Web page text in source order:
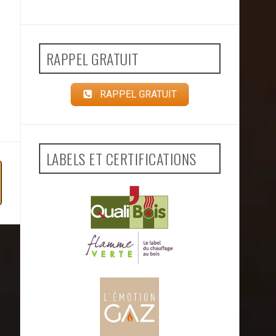
RAPPEL GRATUIT
RAPPEL GRATUIT
LABELS ET CERTIFICATIONS